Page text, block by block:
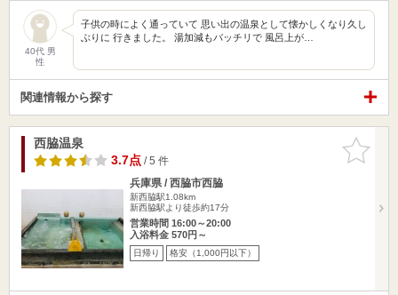
40代 男
性
子供の時によく通っていて 思い出の温泉として懐かしくなり久し
ぶりに 行きました。 湯加減もバッチリで 風呂上が…
関連情報から探す
お気に入
りに追加
西脇温泉
3.7点/ 5 件
兵庫県 / 西脇市西脇
新西脇駅1.08km
新西脇駅より徒歩約17分
営業時間 16:00～20:00
入浴料金 570円～
日帰り 格安（1,000円以下）